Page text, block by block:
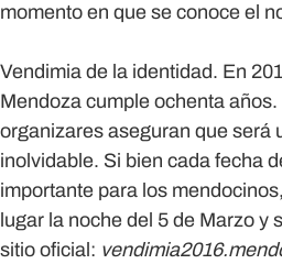
momento en que se conoce el
Vendimia de la identidad. En
Mendoza cumple ochenta
organizares aseguran que será
inolvidable. Si bien cada fecha
importante para los
lugar la noche del 5 de Marzo y
sitio oficial: